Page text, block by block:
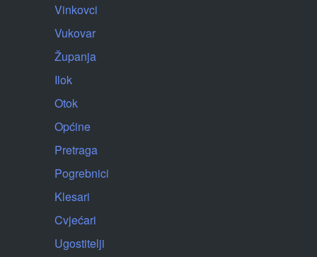
Vinkovci
Vukovar
Županja
Ilok
Otok
Općine
Pretraga
Pogrebnici
Klesari
Cvjećari
Ugostitelji